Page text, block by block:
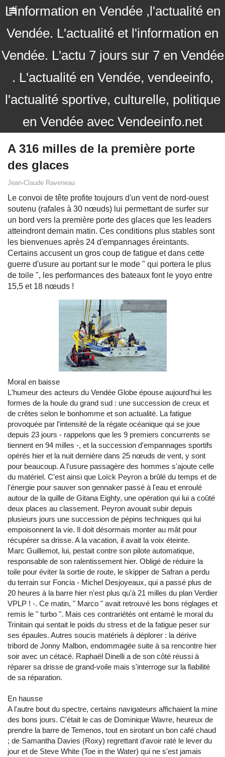
L'information en Vendée ,l'actualité en
Vendée. L'actualité et l'information en
Vendée. L'actu 7 jours sur 7 en Vendée
. L'actualité en Vendée, vendeeinfo,
l'actualité sportive, culturelle, politique
en Vendée avec Vendeeinfo.net
A 316 milles de la première porte
des glaces
Jean-Claude Raveneau
Le convoi de tête profite toujours d'un vent de nord-ouest
soutenu (rafales à 30 nœuds) lui permettant de surfer sur
un bord vers la première porte des glaces que les leaders
atteindront demain matin. Ces conditions plus stables sont
les bienvenues après 24 d'empannages éreintants.
Certains accusent un gros coup de fatigue et dans cette
guerre d'usure au portant sur le mode " qui portera le plus
de toile ", les performances des bateaux font le yoyo entre
15,5 et 18 nœuds !
Moral en baisse
L'humeur des acteurs du Vendée Globe épouse aujourd'hui les
formes de la houle du grand sud : une succession de creux et
de crêtes selon le bonhomme et son actualité. La fatigue
provoquée par l'intensité de la régate océanique qui se joue
depuis 23 jours - rappelons que les 9 premiers concurrents se
tiennent en 94 milles -, et la succession d'empannages sportifs
opérés hier et la nuit dernière dans 25 nœuds de vent, y sont
pour beaucoup. A l'usure passagère des hommes s'ajoute celle
du matériel. C'est ainsi que Loïck Peyron a brûlé du temps et de
l'énergie pour sauver son gennaker passé à l'eau et enroulé
autour de la quille de Gitana Eighty, une opération qui lui a coûté
deux places au classement. Peyron avouait subir depuis
plusieurs jours une succession de pépins techniques qui lui
empoisonnent la vie. Il doit désormais monter au mât pour
récupérer sa drisse. A la vacation, il avait la voix éteinte.
Marc Guillemot, lui, pestait contre son pilote automatique,
responsable de son ralentissement hier. Obligé de réduire la
toile pour éviter la sortie de route, le skipper de Safran a perdu
du terrain sur Foncia - Michel Desjoyeaux, qui a passé plus de
20 heures à la barre hier n'est plus qu'à 21 milles du plan Verdier
VPLP ! -. Ce matin, " Marco " avait retrouvé les bons réglages et
remis le " turbo ". Mais ces contrariétés ont entamé le moral du
Trinitain qui sentait le poids du stress et de la fatigue peser sur
ses épaules. Autres soucis matériels à déplorer : la dérive
tribord de Jonny Malbon, endommagée suite à sa rencontre hier
soir avec un cétacé. Raphaël Dinelli a de son côté réussi à
réparer sa drisse de grand-voile mais s'interroge sur la fiabilité
de sa réparation.
En hausse
A l'autre bout du spectre, certains navigateurs affichaient la mine
des bons jours. C'était le cas de Dominique Wavre, heureux de
prendre la barre de Temenos, tout en sirotant un bon café chaud
; de Samantha Davies (Roxy) regrettant d'avoir raté le lever du
jour et de Steve White (Toe in the Water) qui ne s'est jamais